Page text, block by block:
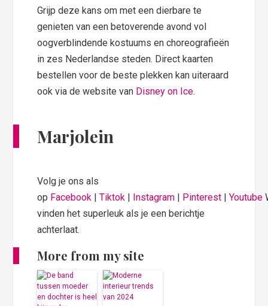
Grijp deze kans om met een dierbare te
genieten van een betoverende avond vol
oogverblindende kostuums en choreografieën
in zes Nederlandse steden. Direct kaarten
bestellen voor de beste plekken kan uiteraard
ook via de website van Disney on Ice.
Marjolein
Volg je ons als
op Facebook |Tiktok Instagram Pinterest |Youtube
vinden het superleuk als je een berichtje
achterlaat.
More from my site